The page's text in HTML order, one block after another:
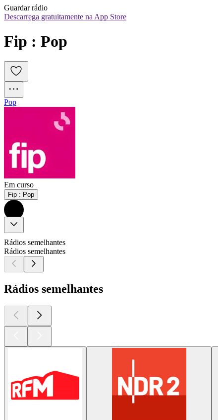
Guardar rádio
Descarrega gratuitamente na App Store
Fip : Pop
Pop
Em curso
Fip : Pop
Rádios semelhantes
Rádios semelhantes
Rádios semelhantes